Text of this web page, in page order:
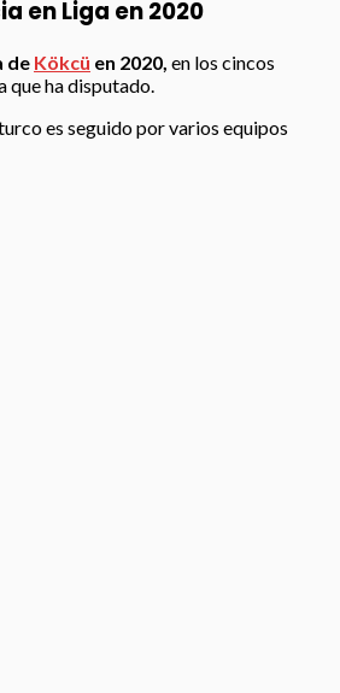
en Liga en 2020
de Kökcü en 2020, en los cincos
que ha disputado.
es seguido por varios equipos